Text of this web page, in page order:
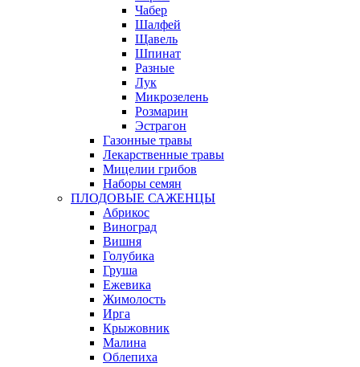
Чабер
Шалфей
Щавель
Шпинат
Разные
Лук
Микрозелень
Розмарин
Эстрагон
Газонные травы
Лекарственные травы
Мицелии грибов
Наборы семян
ПЛОДОВЫЕ САЖЕНЦЫ
Абрикос
Виноград
Вишня
Голубика
Груша
Ежевика
Жимолость
Ирга
Крыжовник
Малина
Облепиха